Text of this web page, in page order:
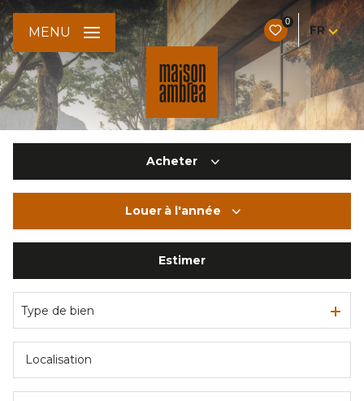
0
FR
MENU
Acheter
Du neuf
Louer à l'année
De l'immo pro
Estimer
Type de bien